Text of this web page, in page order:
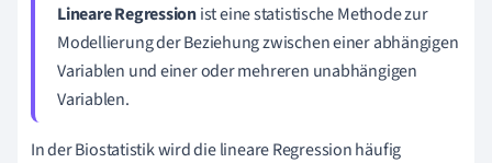
Lineare Regressionist eine statistische Methode zur
Modellierung der Beziehung zwischen einer abhängigen
Variablen und einer oder mehreren unabhängigen
Variablen.
In der Biostatistik wird die lineare Regression häufig